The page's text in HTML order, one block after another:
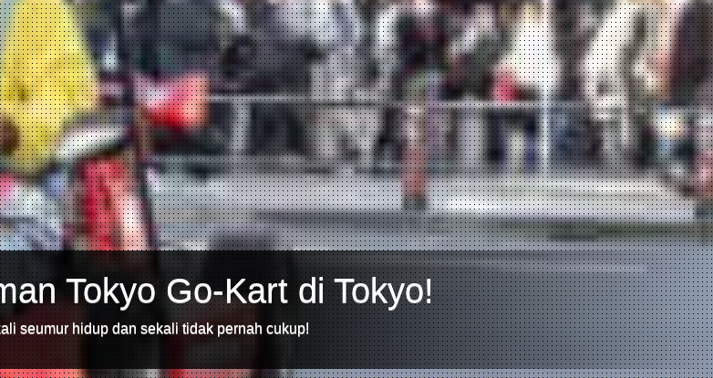
Tokyo Go-Kart di Tokyo!
seumur hidup dan sekali tidak pernah cukup!